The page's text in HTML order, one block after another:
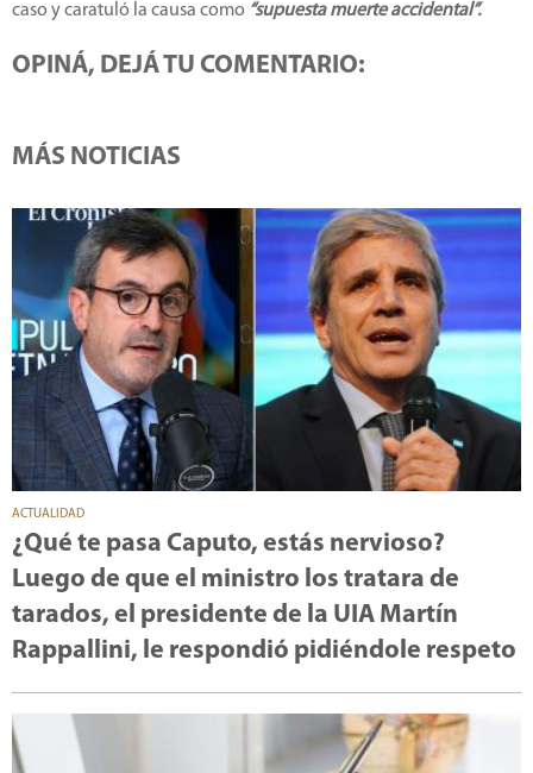
caso y caratuló la causa como “supuesta muerte accidental”.
OPINÁ, DEJÁ TU COMENTARIO:
MÁS NOTICIAS
ACTUALIDAD
¿Qué te pasa Caputo, estás nervioso?
Luego de que el ministro los tratara de
tarados, el presidente de la UIA Martín
Rappallini, le respondió pidiéndole respeto